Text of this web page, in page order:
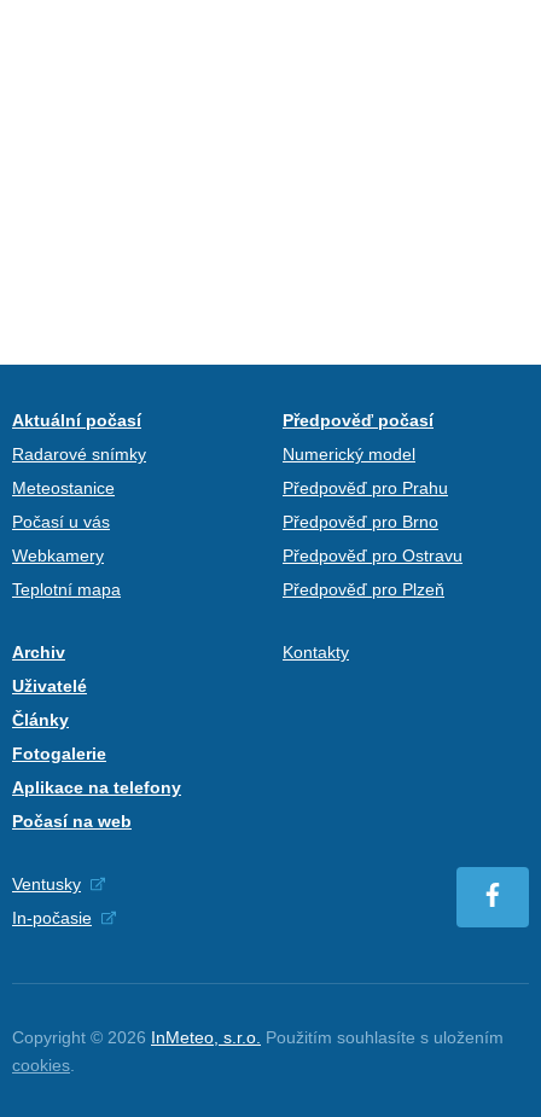
Aktuální počasí
Radarové snímky
Meteostanice
Počasí u vás
Webkamery
Teplotní mapa
Předpověď počasí
Numerický model
Předpověď pro Prahu
Předpověď pro Brno
Předpověď pro Ostravu
Předpověď pro Plzeň
Archiv
Uživatelé
Články
Fotogalerie
Aplikace na telefony
Počasí na web
Kontakty
Ventusky
In-počasie
Copyright © 2026 InMeteo, s.r.o. Použitím souhlasíte s uložením
cookies.